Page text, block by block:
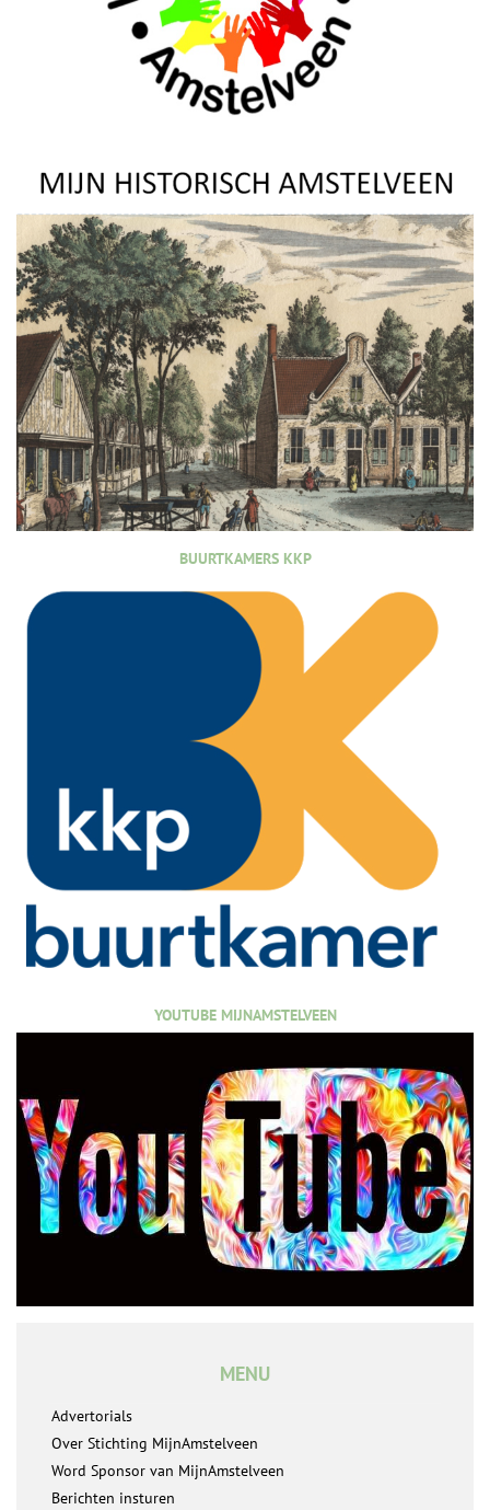
BUURTKAMERS KKP
YOUTUBE MIJNAMSTELVEEN
MENU
Advertorials
Over Stichting MijnAmstelveen
Word Sponsor van MijnAmstelveen
Berichten insturen